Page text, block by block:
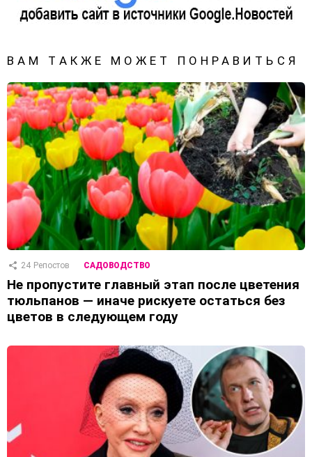
ВАМ ТАКЖЕ МОЖЕТ ПОНРАВИТЬСЯ
24 Репостов САДОВОДСТВО
Не пропустите главный этап после цветения
тюльпанов — иначе рискуете остаться без
цветов в следующем году